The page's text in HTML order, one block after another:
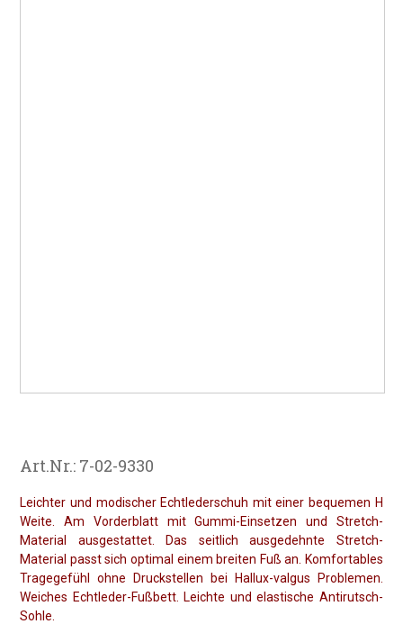
Art.Nr.: 7-02-9330
Leichter und modischer Echtlederschuh mit einer bequemen H
Weite. Am Vorderblatt mit Gummi-Einsetzen und Stretch-
Material ausgestattet. Das seitlich ausgedehnte Stretch-
Material passt sich optimal einem breiten Fuß an. Komfortables
Tragegefühl ohne Druckstellen bei Hallux-valgus Problemen.
Weiches Echtleder-Fußbett. Leichte und elastische Antirutsch-
Sohle.